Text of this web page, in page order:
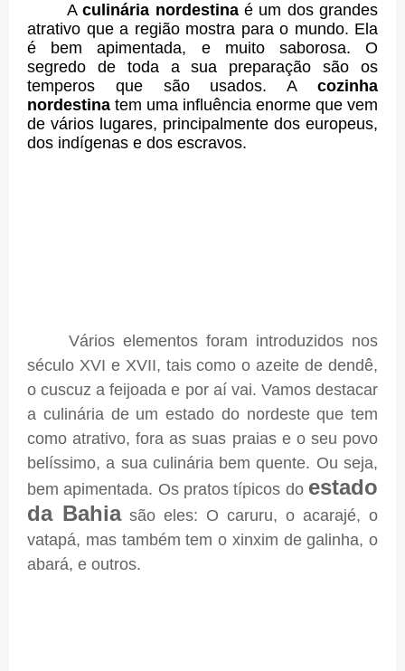
Aculinária nordestinaé um dos grandes
atrativo que a região mostra para o mundo. Ela
é bem apimentada, e muito saborosa. O
segredo de toda a sua preparação são os
temperos que são usados. A cozinha
nordestina tem uma influência enorme que vem
de vários lugares, principalmente dos europeus,
dos indígenas e dos escravos.
Vários elementos foram introduzidos nos
século XVI e XVII, tais como o azeite de dendê,
o cuscuz a feijoada e por aí vai. Vamos destacar
a culinária de um estado do nordeste que tem
como atrativo, fora as suas praias e o seu povo
belíssimo, a sua culinária bem quente. Ou seja,
bem apimentada. Os pratos típicos do estado
da Bahiasão eles: O caruru, o acarajé, o
vatapá, mas também tem o xinxim de galinha, o
abará, e outros.